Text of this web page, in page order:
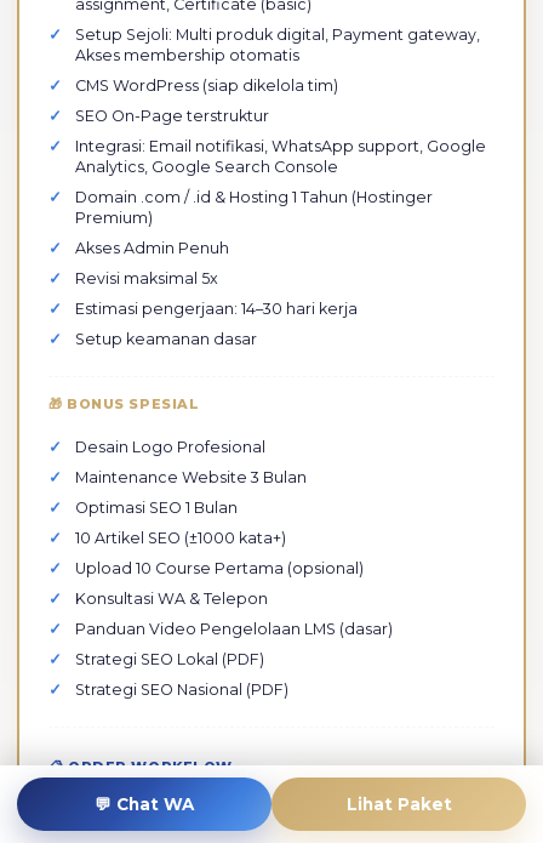
assignment, Certificate (basic)
Setup Sejoli: Multi produk digital, Payment gateway,
Akses membership otomatis
CMS WordPress (siap dikelola tim)
SEO On-Page terstruktur
Integrasi: Email notifikasi, WhatsApp support, Google
Analytics, Google Search Console
Domain .com / .id & Hosting 1 Tahun (Hostinger
Premium)
Akses Admin Penuh
Revisi maksimal 5x
Estimasi pengerjaan: 14–30 hari kerja
Setup keamanan dasar
🎁 BONUS SPESIAL
Desain Logo Profesional
Maintenance Website 3 Bulan
Optimasi SEO 1 Bulan
10 Artikel SEO (±1000 kata+)
Upload 10 Course Pertama (opsional)
Konsultasi WA & Telepon
Panduan Video Pengelolaan LMS (dasar)
Strategi SEO Lokal (PDF)
Strategi SEO Nasional (PDF)
📋 ORDER WORKFLOW
Strategic discussion platform
💬 Chat WA Lihat Paket